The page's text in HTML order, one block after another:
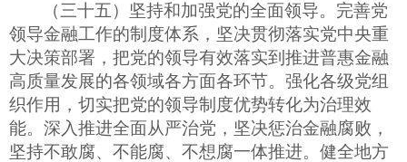
（三十五）坚持和加强党的全面领导。完善党
领导金融工作的制度体系，坚决贯彻落实党中央重
大决策部署，把党的领导有效落实到推进普惠金融
高质量发展的各领域各方面各环节。强化各级党组
织作用，切实把党的领导制度优势转化为治理效
能。深入推进全面从严治党，坚决惩治金融腐败，
坚持不敢腐、不能腐、不想腐一体推进。健全地方